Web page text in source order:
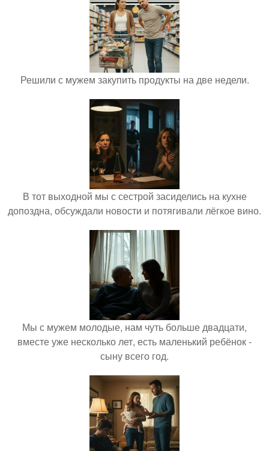
Решили с мужем закупить продукты на две недели.
В тот выходной мы с сестрой засиделись на кухне
допоздна, обсуждали новости и потягивали лёгкое вино.
Мы с мужем молодые, нам чуть больше двадцати,
вместе уже несколько лет, есть маленький ребёнок -
сыну всего год.